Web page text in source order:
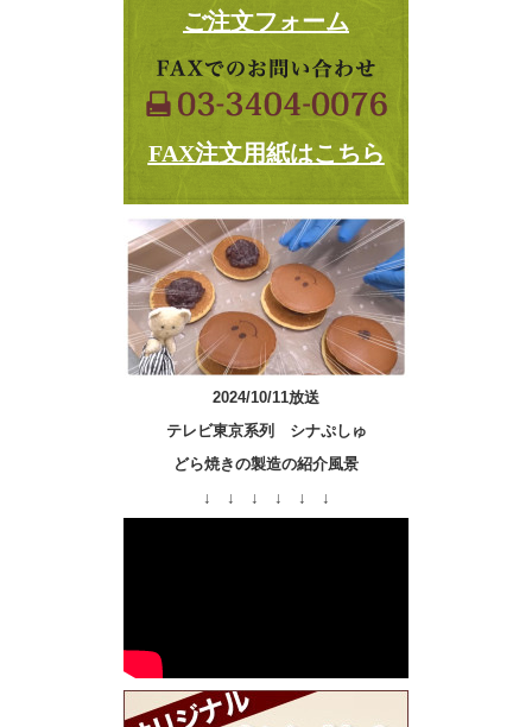
ご注文フォーム
FAX注文用紙はこちら
2024/10/11放送
テレビ東京系列 シナぷしゅ
どら焼きの製造の紹介風景
↓ ↓ ↓ ↓ ↓ ↓